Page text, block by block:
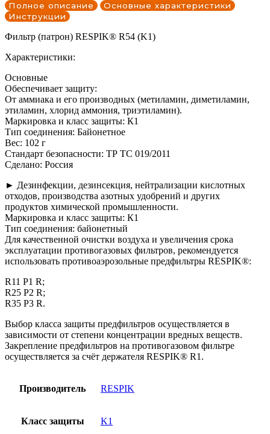
Полное описание
Основные характеристики
Инструкции
Фильтр (патрон) RESPIK® R54 (K1)
Характеристики:
Основные
Обеспечивает защиту:
От аммиака и его производных (метиламин, диметиламин,
этиламин, хлорид аммония, триэтиламин).
Маркировка и класс защиты: К1
Тип соединения: Байонетное
Вес: 102 г
Стандарт безопасности: ТР ТС 019/2011
Сделано: Россия
► Дезинфекции, дезинсекция, нейтрализации кислотных
отходов, производства азотных удобрений и других
продуктов химической промышленности.
Маркировка и класс защиты: К1
Тип соединения: байонетный
Для качественной очистки воздуха и увеличения срока
эксплуатации противогазовых фильтров, рекомендуется
использовать противоаэрозольные предфильтры RESPIK®:
R11 P1 R;
R25 P2 R;
R35 P3 R.
Выбор класса защиты предфильтров осуществляется в
зависимости от степени концентрации вредных веществ.
Закрепление предфильтров на противогазовом фильтре
осуществляется за счёт держателя RESPIK® R1.
Производитель RESPIK
Класс защиты K1